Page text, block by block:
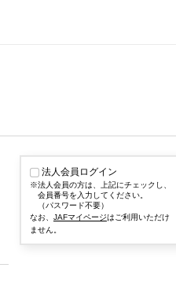
法人会員ログイン
法人会員の方は、上記にチェックし、
会員番号を入力してください。
（パスワード不要）
なお、 JAFマイページはご利用いただけ
ません。